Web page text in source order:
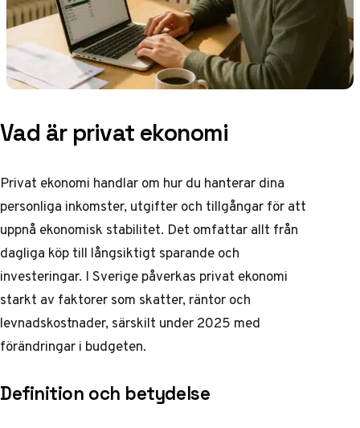
Vad är privat ekonomi
Privat ekonomi handlar om hur du hanterar dina
personliga inkomster, utgifter och tillgångar för att
uppnå ekonomisk stabilitet. Det omfattar allt från
dagliga köp till långsiktigt sparande och
investeringar. I Sverige påverkas privat ekonomi
starkt av faktorer som skatter, räntor och
levnadskostnader, särskilt under 2025 med
förändringar i budgeten.
Definition och betydelse